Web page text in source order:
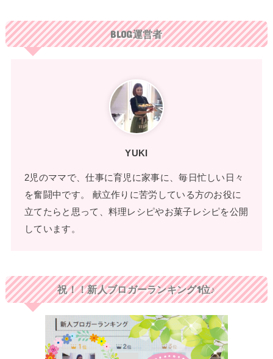
BLOG運営者
YUKI
2児のママで、仕事に育児に家事に、毎日忙しい日々
を奮闘中です。 献立作りに苦労している方のお役に
立てたらと思って、料理レシピやお菓子レシピを公開
しています。
祝！！新人ブロガーランキング1位♪